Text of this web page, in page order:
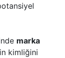
marka
kimliğini